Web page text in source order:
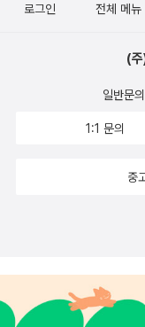
로그인 전체 메뉴
(
일반문
1:1 문의
중